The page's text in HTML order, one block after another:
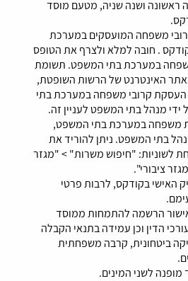
ראשונה ושנה שניה, מטעם מוסד
משפחה המועסקים במערכת
. חובה למלא ולצרף את הטופס
במערכת בתי המשפט. תשומת
09 המופיע באתר האינטרנט של הרשות השופטת,
העסקת קרובי משפחה במערכת בתי
ידי מנהל בתי המשפט לעניין זה.
משפחה במערכת בתי המשפט,
בתי המשפט. ניתן להוריד את
לשוניות: "חיפוש משרות" > "מגזר
ציבורי".
האישי בקודקס, לרבות פרטי
הרשמה להתמחות ממוסד
הדין וכן עמידה בתנאי הקבלה
ביטחונית, קרבה משפחתית
לשני המינים.